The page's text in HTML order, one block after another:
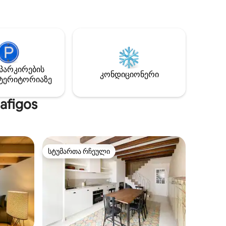
ვალდებულებაა, მოითხოვოს იგივე და
შეამოწმოს, სწორია თუ არა ისინი, თუ
სტუმრებისთვის დისკომფორტი
შეექმნება, შესაძლოა, არ დაჯავშნონ.
კონდიციონერი
სტუმართა რჩეული
სტუმართა რჩეული